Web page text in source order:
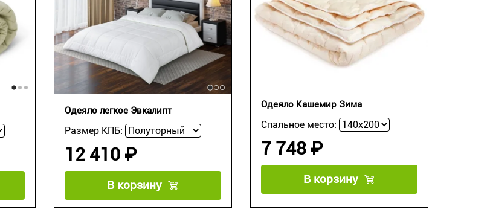
Одеяло легкое Эвкалипт
Размер КПБ:
12 410 ₽
В корзину
Одеяло Кашемир Зима
Спальное место:
7 748 ₽
В корзину